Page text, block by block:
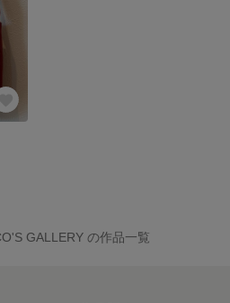
GALLERY の作品一覧